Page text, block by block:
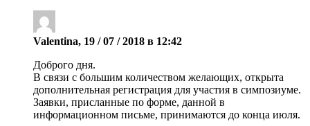
Valentina, 19 / 07 / 2018 в 12:42
Доброго дня.
В связи с большим количеством желающих, открыта
дополнительная регистрация для участия в симпозиуме.
Заявки, присланные по форме, данной в
информационном письме, принимаются до конца июля.